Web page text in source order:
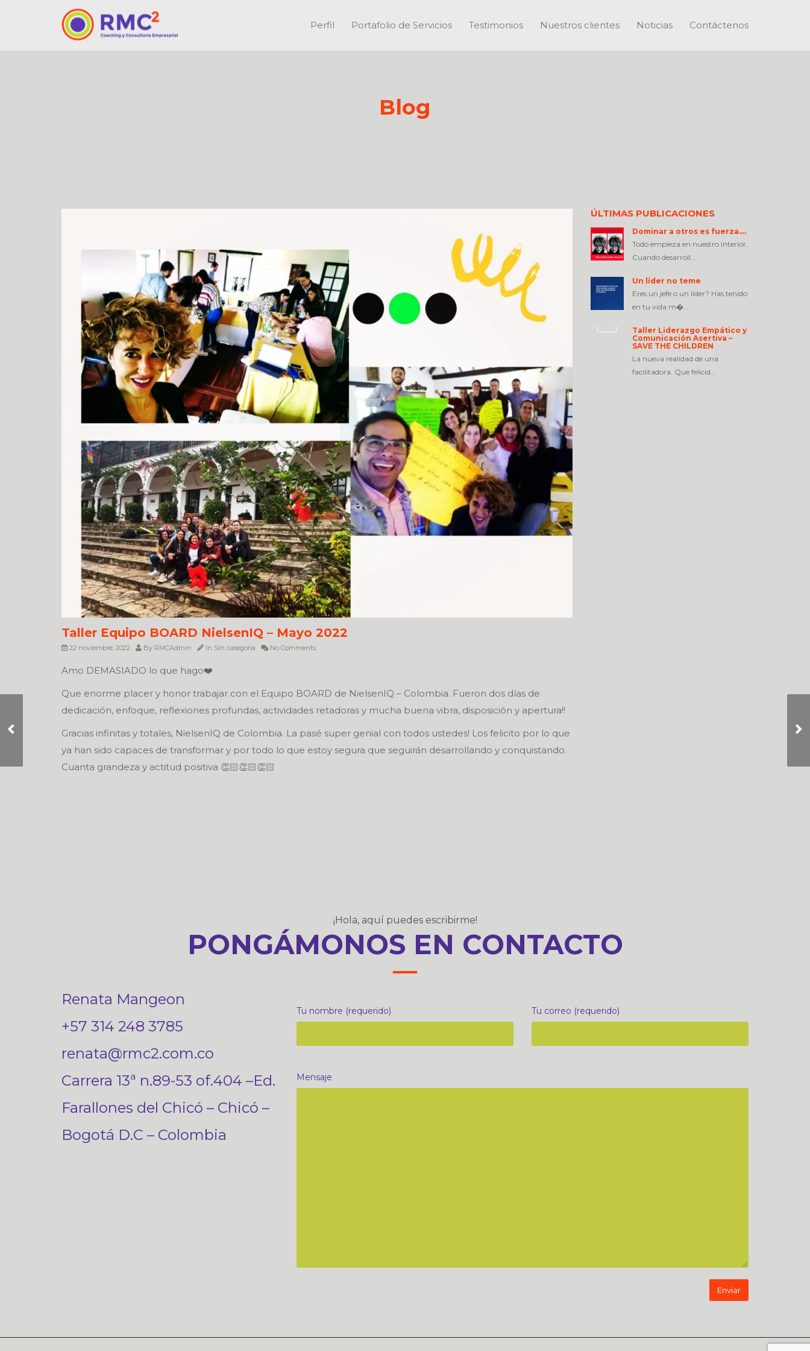
Perfil Portafolio de Servicios Testimonios Nuestros clientes Noticias Contáctenos
Blog
Taller Equipo BOARD NielsenIQ – Mayo 2022
22 noviembre, 2022 By RMCAdmin In Sin categoría No Comments
Amo DEMASIADO lo que hago❤️
Que enorme placer y honor trabajar con el Equipo BOARD de NielsenIQ – Colombia. Fueron dos días de
dedicación, enfoque, reflexiones profundas, actividades retadoras y mucha buena vibra, disposición y apertura!!
Gracias infinitas y totales, NielsenIQ de Colombia. La pasé super genial con todos ustedes! Los felicito por lo que
ya han sido capaces de transformar y por todo lo que estoy segura que seguirán desarrollando y conquistando.
Cuanta grandeza y actitud positiva 👏🏻👏🏻👏🏻
ÚLTIMAS PUBLICACIONES
Dominar a otros es fuerza….
Todo empieza en nuestro interior.
Cuando desarroll...
Un líder no teme
Eres un jefe o un líder? Has tenido
en tu vida m�...
Taller Liderazgo Empático y
Comunicación Asertiva –
SAVE THE CHILDREN
La nueva realidad de una
facilitadora. Que felicid...
¡Hola, aquí puedes escribirme!
PONGÁMONOS EN CONTACTO
Renata Mangeon
+57 314 248 3785
renata@rmc2.com.co
Carrera 13ª n.89-53 of.404 –Ed.
Farallones del Chicó – Chicó –
Bogotá D.C – Colombia
Tu nombre (requerido) Tu correo (requerido)
Mensaje